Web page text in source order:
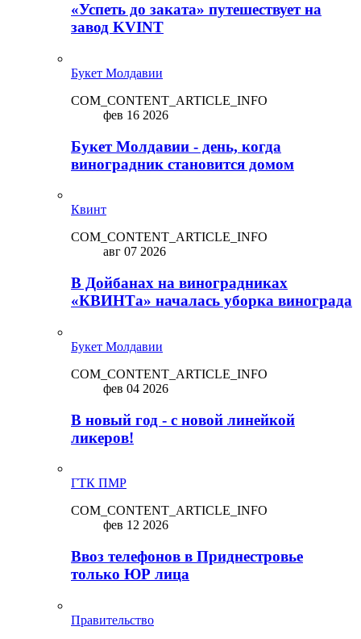
«Успеть до заката» путешествует на
завод KVINT
Букет Молдавии
COM_CONTENT_ARTICLE_INFO
фев 16 2026
Букет Молдавии - день, когда
виноградник становится домом
Квинт
COM_CONTENT_ARTICLE_INFO
авг 07 2026
В Дойбанах на виноградниках
«КВИНТа» началась уборка винограда
Букет Молдавии
COM_CONTENT_ARTICLE_INFO
фев 04 2026
В новый год - с новой линейкой
ликepoв!
ГТК ПМР
COM_CONTENT_ARTICLE_INFO
фев 12 2026
Ввоз телефонов в Приднестровье
только ЮР лица
Правительство